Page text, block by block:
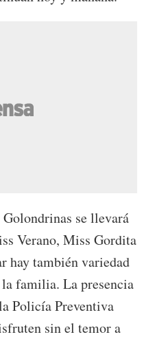
se llevará
Verano, Miss Gordita
hay también variedad
familia. La presencia
Policía Preventiva
sin el temor a